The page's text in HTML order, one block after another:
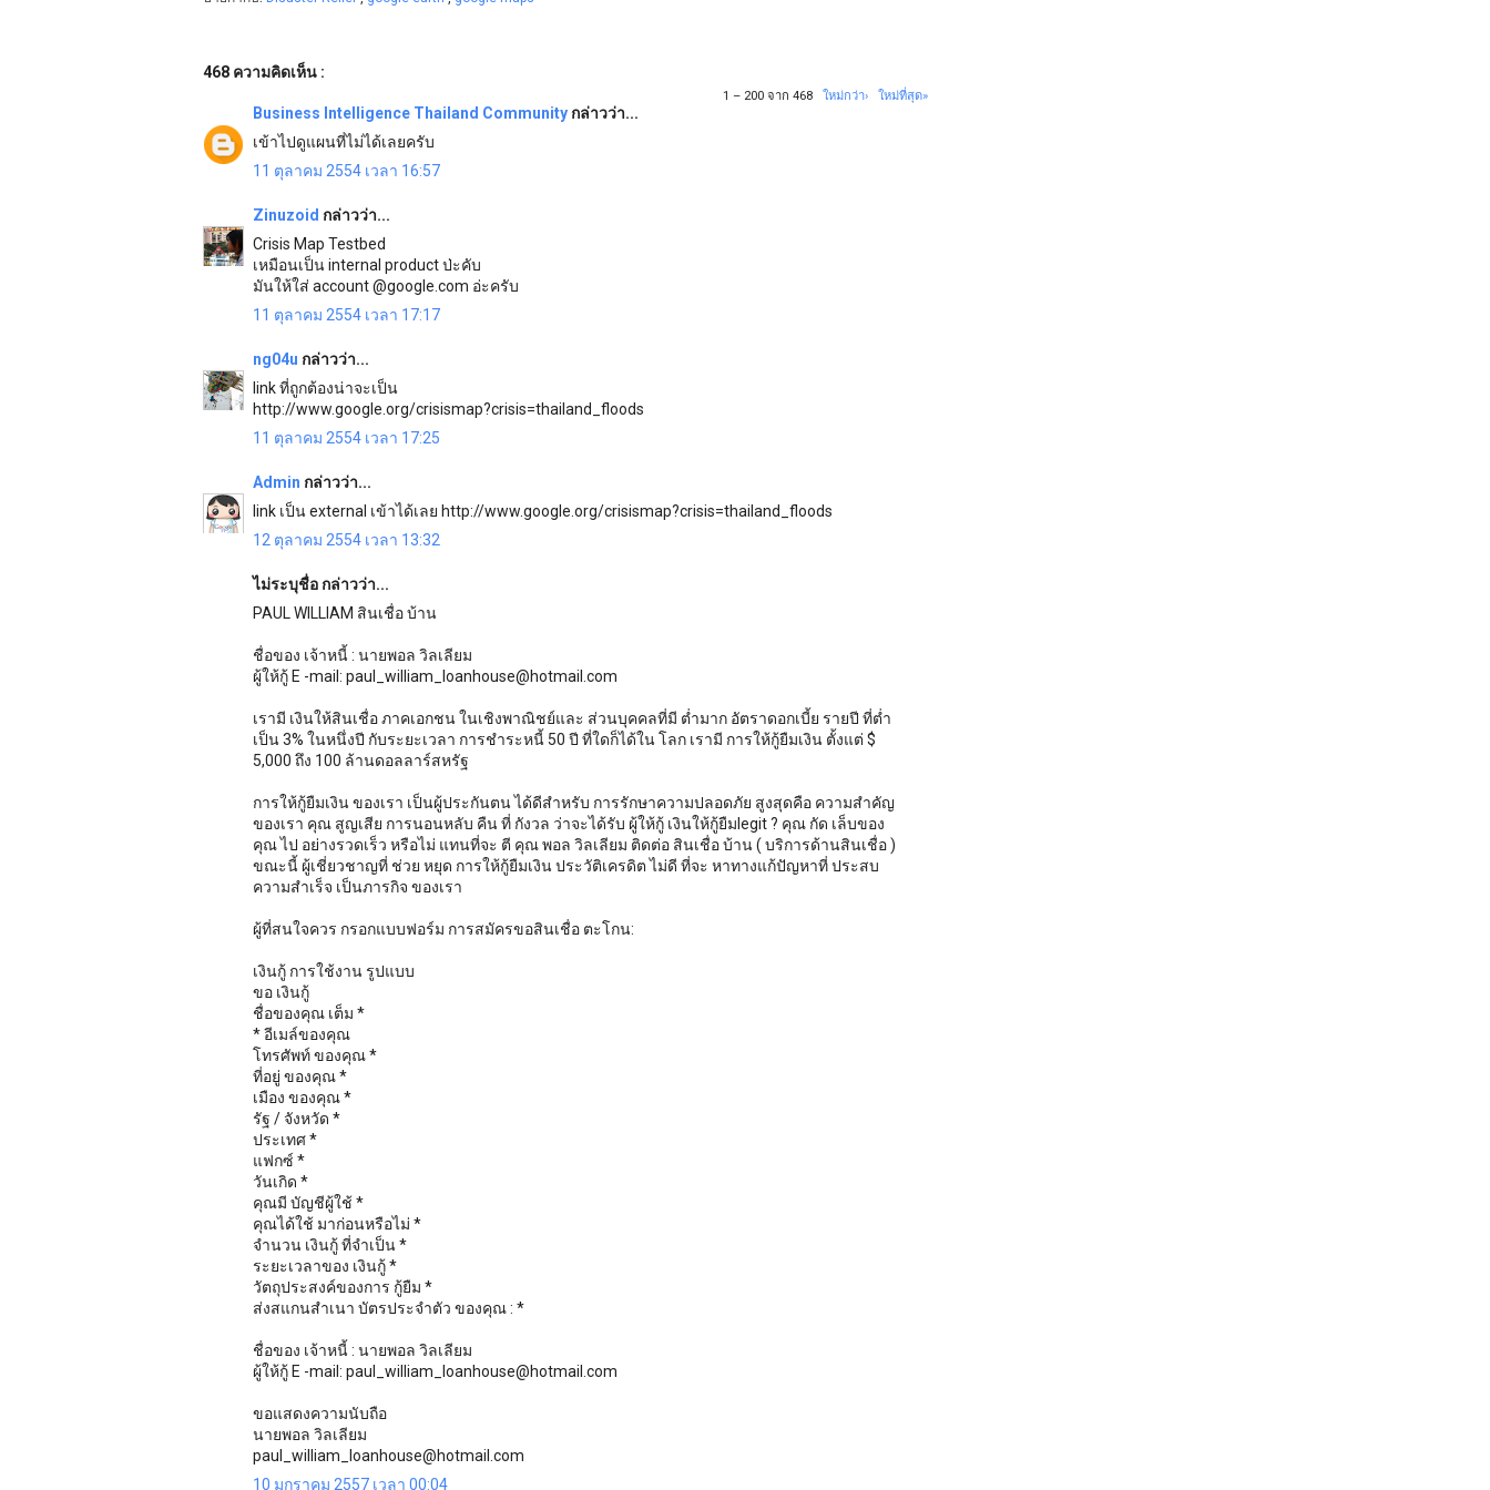
468 ความคิดเห็น :
1 – 200 จาก 468 ใหม่กว่า› ใหม่ที่สุด»
Business Intelligence Thailand Community กล่าวว่า...
เข้าไปดูแผนที่ไม่ได้เลยครับ
11 ตุลาคม 2554 เวลา 16:57
Zinuzoid กล่าวว่า...
Crisis Map Testbed
เหมือนเป็น internal product ป่ะคับ
มันให้ใส่ account @google.com อ่ะครับ
11 ตุลาคม 2554 เวลา 17:17
ng04u กล่าวว่า...
link ที่ถูกต้องน่าจะเป็น
http://www.google.org/crisismap?crisis=thailand_floods
11 ตุลาคม 2554 เวลา 17:25
Admin กล่าวว่า...
link เป็น external เข้าได้เลย http://www.google.org/crisismap?crisis=thailand_floods
12 ตุลาคม 2554 เวลา 13:32
ไม่ระบุชื่อ กล่าวว่า...
PAUL WILLIAM สินเชื่อ บ้าน
ชื่อของ เจ้าหนี้ : นายพอล วิลเลียม
ผู้ให้กู้ E -mail: paul_william_loanhouse@hotmail.com
เรามี เงินให้สินเชื่อ ภาคเอกชน ในเชิงพาณิชย์และ ส่วนบุคคลที่มี ต่ำมาก อัตราดอกเบี้ย รายปี ที่ต่ำ
เป็น 3% ในหนึ่งปี กับระยะเวลา การชำระหนี้ 50 ปี ที่ใดก็ได้ใน โลก เรามี การให้กู้ยืมเงิน ตั้งแต่ $
5,000 ถึง 100 ล้านดอลลาร์สหรัฐ
การให้กู้ยืมเงิน ของเรา เป็นผู้ประกันตน ได้ดีสำหรับ การรักษาความปลอดภัย สูงสุดคือ ความสำคัญ
ของเรา คุณ สูญเสีย การนอนหลับ คืน ที่ กังวล ว่าจะได้รับ ผู้ให้กู้ เงินให้กู้ยืมlegit ? คุณ กัด เล็บของ
คุณ ไป อย่างรวดเร็ว หรือไม่ แทนที่จะ ตี คุณ พอล วิลเลียม ติดต่อ สินเชื่อ บ้าน ( บริการด้านสินเชื่อ )
ขณะนี้ ผู้เชี่ยวชาญที่ ช่วย หยุด การให้กู้ยืมเงิน ประวัติเครดิต ไม่ดี ที่จะ หาทางแก้ปัญหาที่ ประสบ
ความสำเร็จ เป็นภารกิจ ของเรา
ผู้ที่สนใจควร กรอกแบบฟอร์ม การสมัครขอสินเชื่อ ตะโกน:
เงินกู้ การใช้งาน รูปแบบ
ขอ เงินกู้
ชื่อของคุณ เต็ม *
* อีเมล์ของคุณ
โทรศัพท์ ของคุณ *
ที่อยู่ ของคุณ *
เมือง ของคุณ *
รัฐ / จังหวัด *
ประเทศ *
แฟกซ์ *
วันเกิด *
คุณมี บัญชีผู้ใช้ *
คุณได้ใช้ มาก่อนหรือไม่ *
จำนวน เงินกู้ ที่จำเป็น *
ระยะเวลาของ เงินกู้ *
วัตถุประสงค์ของการ กู้ยืม *
ส่งสแกนสำเนา บัตรประจำตัว ของคุณ : *
ชื่อของ เจ้าหนี้ : นายพอล วิลเลียม
ผู้ให้กู้ E -mail: paul_william_loanhouse@hotmail.com
ขอแสดงความนับถือ
นายพอล วิลเลียม
paul_william_loanhouse@hotmail.com
10 มกราคม 2557 เวลา 00:04